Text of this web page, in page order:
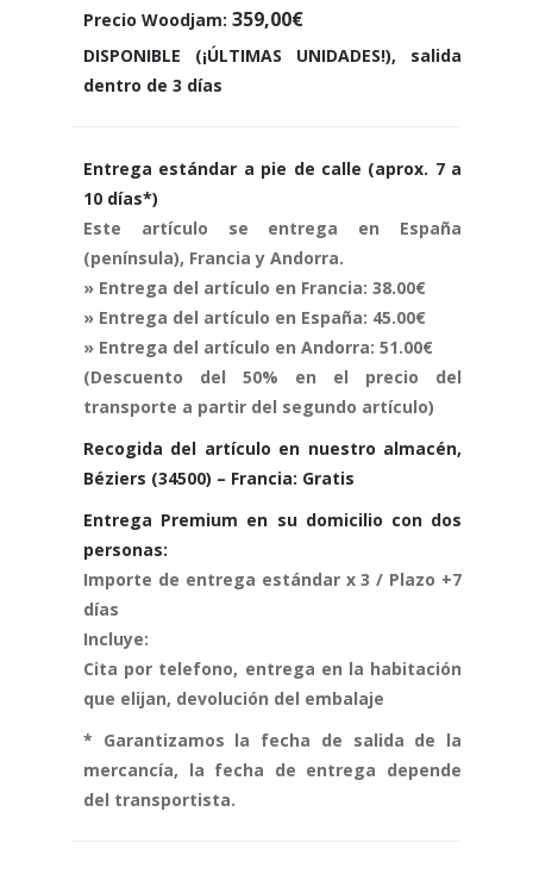
Precio Woodjam: 359,00€
DISPONIBLE (¡ÚLTIMAS UNIDADES!), salida
dentro de 3 días
Entrega estándar a pie de calle (aprox. 7 a
10 días*)
Este artículo se entrega en España
(península), Francia y Andorra.
» Entrega del artículo en Francia: 38.00€
» Entrega del artículo en España: 45.00€
» Entrega del artículo en Andorra: 51.00€
(Descuento del 50% en el precio del
transporte a partir del segundo artículo)
Recogida del artículo en nuestro almacén,
Béziers (34500) – Francia: Gratis
Entrega Premium en su domicilio con dos
personas:
Importe de entrega estándar x 3 / Plazo +7
días
Incluye:
Cita por telefono, entrega en la habitación
que elijan, devolución del embalaje
* Garantizamos la fecha de salida de la
mercancía, la fecha de entrega depende
del transportista.